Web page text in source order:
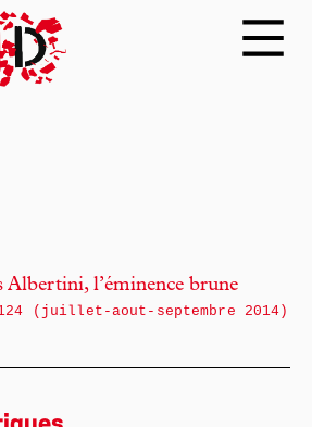
Albertini, l’éminence brune
(juillet-aout-septembre 2014)